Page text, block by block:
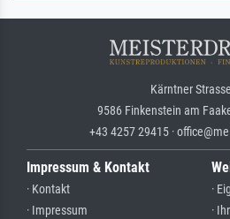
Kärntner
9586 Finkenstein am
+43 4257 29415 ·
Impressum & Kontakt
· Kontakt
· Impressum
·
·